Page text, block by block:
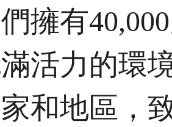
擁有
活力的環
和地區，